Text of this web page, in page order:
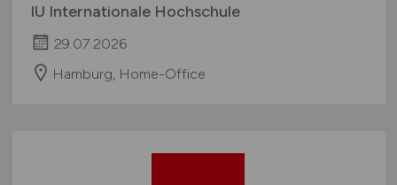
IU Internationale Hochschule
29.07.2026
Hamburg, Home-Office